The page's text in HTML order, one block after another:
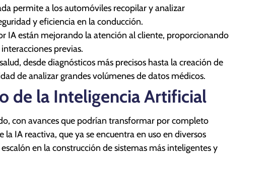
permite a los automóviles recopilar y analizar
y eficiencia en la conducción.
IA están mejorando la atención al cliente, proporcionando
previas.
desde diagnósticos más precisos hasta la creación de
de analizar grandes volúmenes de datos médicos.
de la Inteligencia Artificial
con avances que podrían transformar por completo
IA reactiva, que ya se encuentra en uso en diversos
en la construcción de sistemas más inteligentes y